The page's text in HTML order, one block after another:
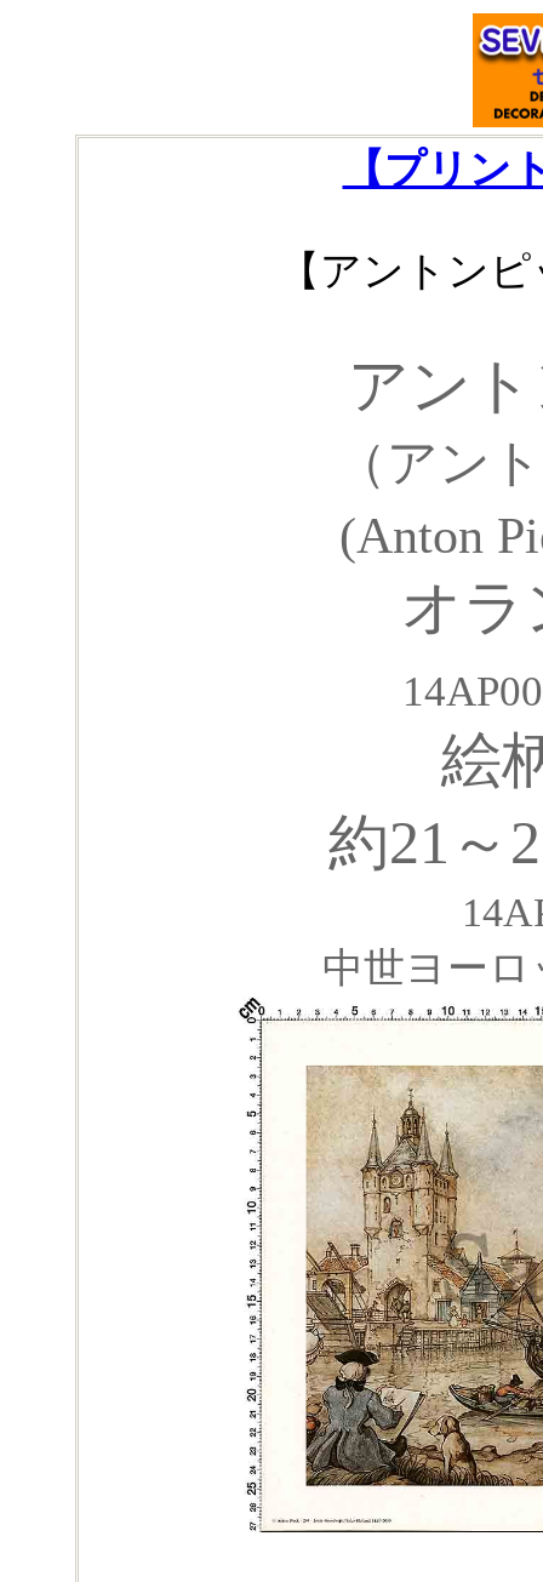
【プリン
【アントン
アン
（アン
(Anton
オラ
絵
約21～
中世ヨー